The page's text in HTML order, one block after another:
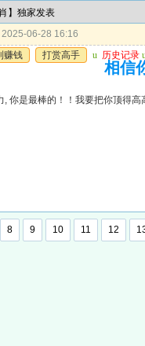
】独家发表
2025-06-28 16:16
赚钱
打赏高手 u 历史记录
相信
, 你是最棒的！！我要把你顶得高
8 9 10 11 12